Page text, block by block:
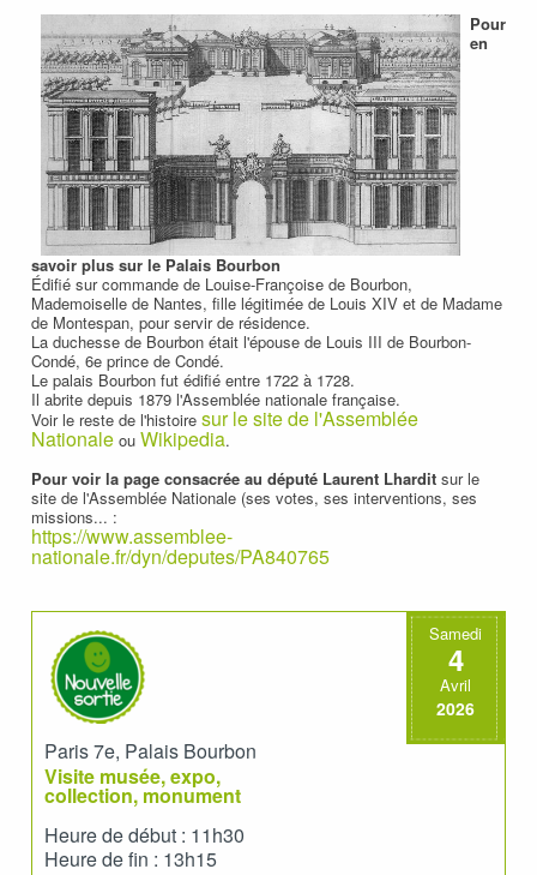
Pour
en
savoir plus sur le Palais Bourbon
Édifié sur commande de Louise-Françoise de Bourbon,
Mademoiselle de Nantes, fille légitimée de Louis XIV et de Madame
de Montespan, pour servir de résidence.
La duchesse de Bourbon était l'épouse de Louis III de Bourbon-
Condé, 6e prince de Condé.
Le palais Bourbon fut édifié entre 1722 à 1728.
Il abrite depuis 1879 l'Assemblée nationale française.
Voir le reste de l'histoire sur le site de l'Assemblée
Nationale ou Wikipedia.
Pour voir la page consacrée au député Laurent Lhardit sur le
site de l'Assemblée Nationale (ses votes, ses interventions, ses
missions... :
https://www.assemblee-
nationale.fr/dyn/deputes/PA840765
Samedi
4
Avril
2026
Paris 7e, Palais Bourbon
Visite musée, expo,
collection, monument
Heure de début : 11h30
Heure de fin : 13h15